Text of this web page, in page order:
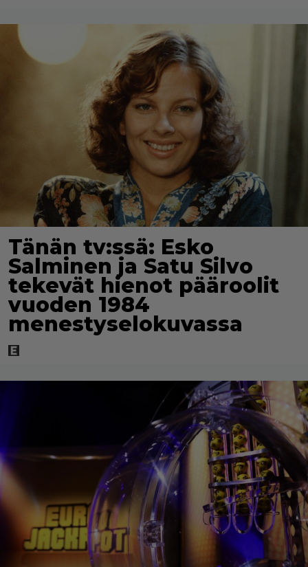
Tänän tv:ssä: Esko
Salminen ja Satu Silvo
tekevät hienot pääroolit
vuoden 1984
menestyselokuvassa